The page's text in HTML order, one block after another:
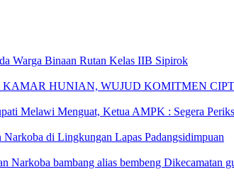
Warga Binaan Rutan Kelas IIB Sipirok
HUNIAN, WUJUD KOMITMEN
Melawi Menguat, Ketua AMPK : Segera
di Lingkungan Lapas Padangsidimpuan
Narkoba bambang alias bembeng Dikecamatan